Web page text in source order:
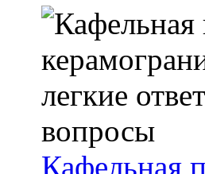
Кафельная